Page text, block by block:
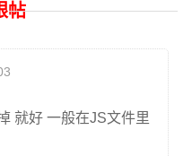
帖
就好 一般在JS文件里